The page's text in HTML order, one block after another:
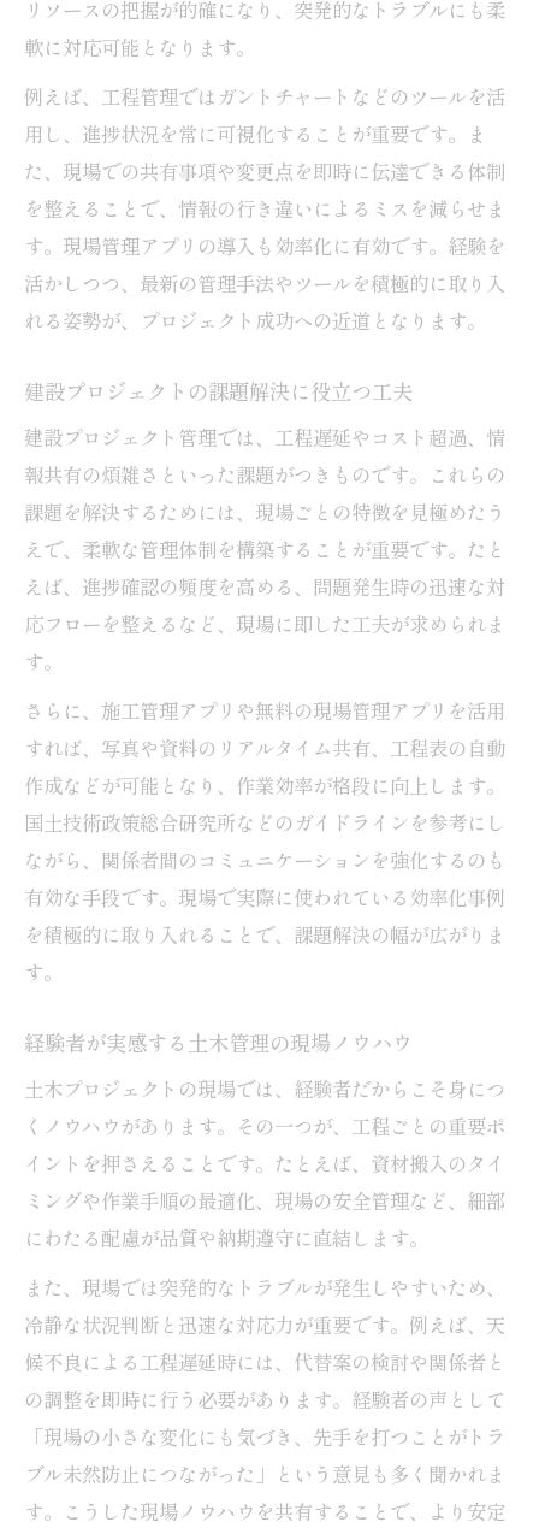
リソースの把握が的確になり、突発的なトラブルにも柔
軟に対応可能となります。
例えば、工程管理ではガントチャートなどのツールを活
用し、進捗状況を常に可視化することが重要です。ま
た、現場での共有事項や変更点を即時に伝達できる体制
を整えることで、情報の行き違いによるミスを減らせま
す。現場管理アプリの導入も効率化に有効です。経験を
活かしつつ、最新の管理手法やツールを積極的に取り入
れる姿勢が、プロジェクト成功への近道となります。
建設プロジェクトの課題解決に役立つ工夫
建設プロジェクト管理では、工程遅延やコスト超過、情
報共有の煩雑さといった課題がつきものです。これらの
課題を解決するためには、現場ごとの特徴を見極めたう
えで、柔軟な管理体制を構築することが重要です。たと
えば、進捗確認の頻度を高める、問題発生時の迅速な対
応フローを整えるなど、現場に即した工夫が求められま
す。
さらに、施工管理アプリや無料の現場管理アプリを活用
すれば、写真や資料のリアルタイム共有、工程表の自動
作成などが可能となり、作業効率が格段に向上します。
国土技術政策総合研究所などのガイドラインを参考にし
ながら、関係者間のコミュニケーションを強化するのも
有効な手段です。現場で実際に使われている効率化事例
を積極的に取り入れることで、課題解決の幅が広がりま
す。
経験者が実感する土木管理の現場ノウハウ
土木プロジェクトの現場では、経験者だからこそ身につ
くノウハウがあります。その一つが、工程ごとの重要ポ
イントを押さえることです。たとえば、資材搬入のタイ
ミングや作業手順の最適化、現場の安全管理など、細部
にわたる配慮が品質や納期遵守に直結します。
また、現場では突発的なトラブルが発生しやすいため、
冷静な状況判断と迅速な対応力が重要です。例えば、天
候不良による工程遅延時には、代替案の検討や関係者と
の調整を即時に行う必要があります。経験者の声として
「現場の小さな変化にも気づき、先手を打つことがトラ
ブル未然防止につながった」という意見も多く聞かれま
す。こうした現場ノウハウを共有することで、より安定